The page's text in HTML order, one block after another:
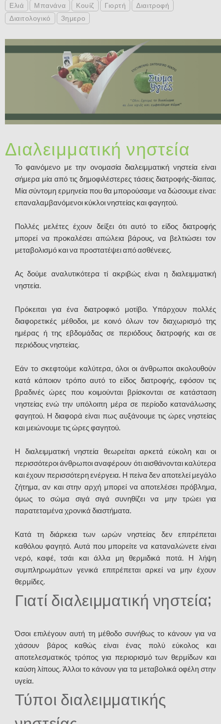
Ελιά Μπανάνα Κουίζ Γιορτή
Διαιτροφή
Διαιτολογικό
3ημερο
Διαλειμματική νηστεία
Το φαινόμενο με την ονομασία διαλειμματική νηστεία είναι
σήμερα μία από τις δημοφιλέστερες τάσεις διατροφής-δίαιτας.
Μία σύντομη ερμηνεία που θα μπορούσαμε να δώσουμε είναι:
επαναλαμβανόμενοι κύκλοι νηστείας και φαγητού.
Πολλές μελέτες έχουν δείξει ότι αυτό το είδος διατροφής
μπορεί να προκαλέσει απώλεια βάρους, να βελτιώσει τον
μεταβολισμό και να προστατέψει από ασθένειες.
Ας δούμε αναλυτικότερα τί ακριβώς είναι η διαλειμματική
νηστεία.
Πρόκειται για ένα διατροφικό μοτίβο. Υπάρχουν πολλές
διαφορετικές μέθοδοι, με κοινό όλων τον διαχωρισμό της
ημέρας ή της εβδομάδας σε περιόδους διατροφής και σε
περιόδους νηστείας.
Εάν το σκεφτούμε καλύτερα, όλοι οι άνθρωποι ακολουθούν
κατά κάποιον τρόπο αυτό το είδος διατροφής, εφόσον τις
βραδινές ώρες που κοιμούνται βρίσκονται σε κατάσταση
νηστείας ενώ την υπόλοιπη μέρα σε περίοδο κατανάλωσης
φαγητού. Η διαφορά είναι πως αυξάνουμε τις ώρες νηστείας
και μειώνουμε τις ώρες φαγητού.
Η διαλειμματική νηστεία θεωρείται αρκετά εύκολη και οι
περισσότεροι άνθρωποι αναφέρουν ότι αισθάνονται καλύτερα
και έχουν περισσότερη ενέργεια. Η πείνα δεν αποτελεί μεγάλο
ζήτημα, αν και στην αρχή μπορεί να αποτελέσει πρόβλημα,
όμως το σώμα σιγά σιγά συνηθίζει να μην τρώει για
παρατεταμένα χρονικά διαστήματα.
Κατά τη διάρκεια των ωρών νηστείας δεν επιτρέπεται
καθόλου φαγητό. Αυτά που μπορείτε να καταναλώνετε είναι
νερό, καφέ, τσάι και άλλα μη θερμιδικά ποτά. Η λήψη
συμπληρωμάτων γενικά επιτρέπεται αρκεί να μην έχουν
θερμίδες.
Γιατί διαλειμματική νηστεία;
Όσοι επιλέγουν αυτή τη μέθοδο συνήθως το κάνουν για να
χάσουν βάρος καθώς είναι ένας πολύ εύκολος και
αποτελεσματικός τρόπος για περιορισμό των θερμίδων και
καύση λίπους. Άλλοι το κάνουν για τα μεταβολικά οφέλη στην
υγεία.
Τύποι διαλειμματικής